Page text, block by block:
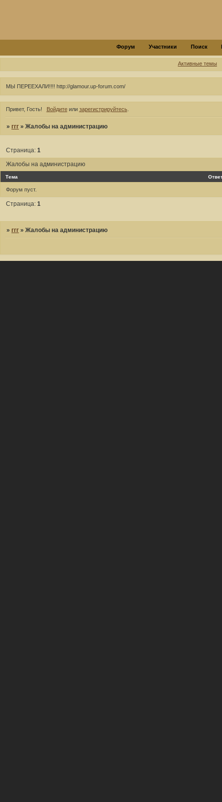
Форум Участники Поиск
Активные темы
МЫ ПЕРЕЕХАЛИ!!!! http://glamour.up-forum.com/
Привет, Гость! Войдитеили зарегистрируйтесь.
» ггг »Жалобы на администрацию
Жалобы на администрацию
Страница:1
Тема
Форум пуст.
Страница:1
» ггг »Жалобы на администрацию